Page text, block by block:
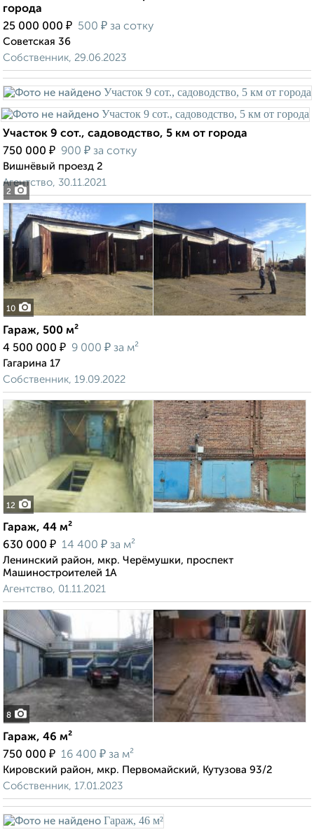
города
25 000 000 ₽ 500 ₽ за сотку
Советская 36
Собственник, 29.06.2023
2
Участок 9 сот., садоводство, 5 км от города
750 000 ₽ 900 ₽ за сотку
Вишнёвый проезд 2
Агентство, 30.11.2021
10
Гараж, 500 м²
4 500 000 ₽ 9 000 ₽ за м²
Гагарина 17
Собственник, 19.09.2022
12
Гараж, 44 м²
630 000 ₽ 14 400 ₽ за м²
Ленинский район, мкр. Черёмушки, проспект
Машиностроителей 1А
Агентство, 01.11.2021
8
Гараж, 46 м²
750 000 ₽ 16 400 ₽ за м²
Кировский район, мкр. Первомайский, Кутузова 93/2
Собственник, 17.01.2023